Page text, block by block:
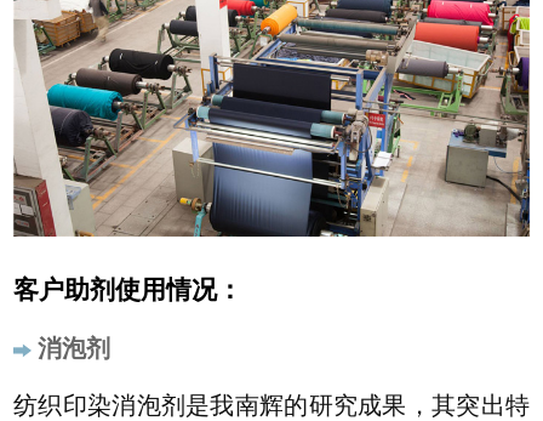
客户助剂使用情况：
消泡剂
纺织印染消泡剂是我南辉的研究成果，其突出特